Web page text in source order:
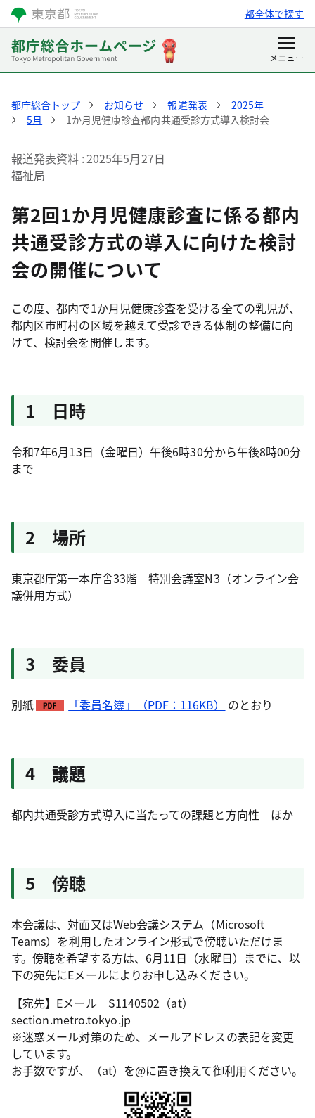
都全体で探す
都庁総合トップ お知らせ 報道発表
2025年
5月
1か月児健康診査都内共通受診方式導入検討会
報道発表資料 2025年5月27日
福祉局
第2回1か月児健康診査に係る都内
共通受診方式の導入に向けた検討
会の開催について
この度、都内で1か月児健康診査を受ける全ての乳児が、
都内区市町村の区域を越えて受診できる体制の整備に向
けて、検討会を開催します。
1 日時
令和7年6月13日（金曜日）午後6時30分から午後8時00分
まで
2 場所
東京都庁第一本庁舎33階 特別会議室N3（オンライン会
議併用方式）
3 委員
別紙 「委員名簿」（PDF：116KB） のとおり
4 議題
都内共通受診方式導入に当たっての課題と方向性 ほか
5 傍聴
本会議は、対面又はWeb会議システム（Microsoft
Teams）を利用したオンライン形式で傍聴いただけま
す。傍聴を希望する方は、6月11日（水曜日）までに、以
下の宛先にEメールによりお申し込みください。
【宛先】Eメール S1140502（at）
section.metro.tokyo.jp
※迷惑メール対策のため、メールアドレスの表記を変更
しています。
お手数ですが、（at）を@に置き換えて御利用ください。